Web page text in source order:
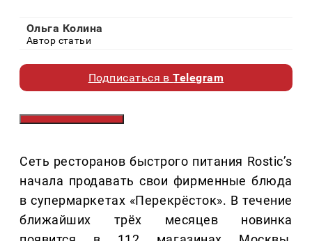
Ольга Колина
Автор статьи
Подписаться вTelegram
Сеть ресторанов быстрого питания Rostic’s
начала продавать свои фирменные блюда
в супермаркетах «Перекрёсток». В течение
ближайших трёх месяцев новинка